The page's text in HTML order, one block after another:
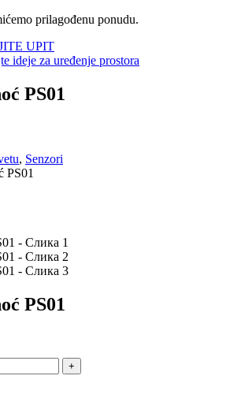
prilagođenu ponudu.
UPIT
ideje za uređenje prostora
PS01
, Senzori
PS01
PS01
+